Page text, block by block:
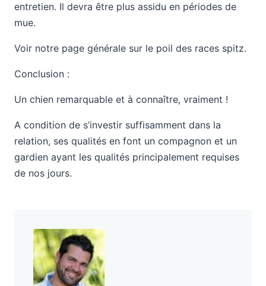
entretien. Il devra être plus assidu en périodes de
mue.
Voir notre page générale sur le poil des races spitz.
Conclusion :
Un chien remarquable et à connaître, vraiment !
A condition de s’investir suffisamment dans la
relation, ses qualités en font un compagnon et un
gardien ayant les qualités principalement requises
de nos jours.